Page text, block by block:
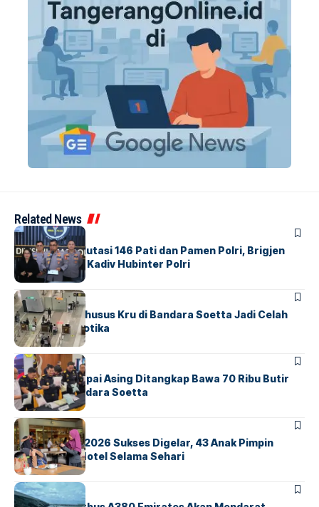
Related News
BERITA
Mabes Polri Mutasi 146 Pati dan Pamen Polri, Brigjen
Untung Jabat Kadiv Hubinter Polri
BANDARABERITA
Ketika Jalur Khusus Kru di Bandara Soetta Jadi Celah
Sindikat Narkotika
BANDARA BERITA
Kopilot Maskapai Asing Ditangkap Bawa 70 Ribu Butir
Ekstasi di Bandara Soetta
BERITAINDEX
GM For A Day 2026 Sukses Digelar, 43 Anak Pimpin
Operasional Hotel Selama Sehari
BANDARA BERITA